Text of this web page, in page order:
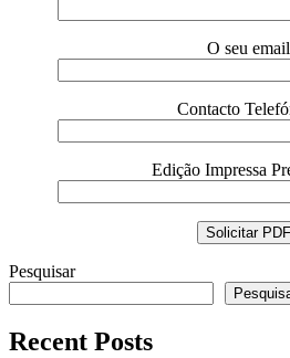
O seu email
Contacto
Edição Impressa
Pesquisar
Recent Posts